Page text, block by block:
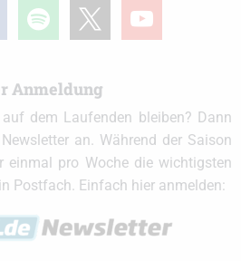
spotify youtube
Anmeldung
dem Laufenden bleiben? Dann
an. Während der Saison
einmal pro Woche die wichtigsten
Postfach. Einfach hier anmelden: